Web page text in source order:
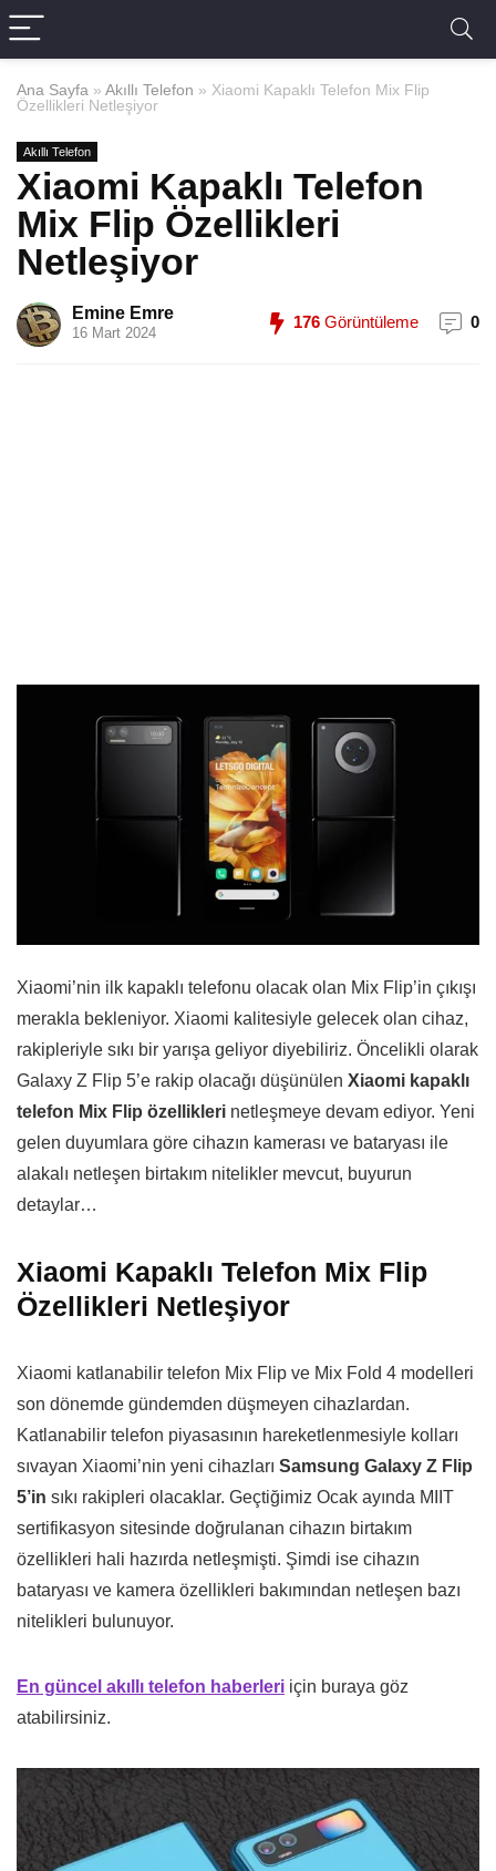
Ana Sayfa » Akıllı Telefon » Xiaomi Kapaklı Telefon Mix Flip
Özellikleri Netleşiyor
Akıllı Telefon
Xiaomi Kapaklı Telefon
Mix Flip Özellikleri
Netleşiyor
Emine Emre
16 Mart 2024
176 Görüntüleme 0
Xiaomi’nin ilk kapaklı telefonu olacak olan Mix Flip’in çıkışı
merakla bekleniyor. Xiaomi kalitesiyle gelecek olan cihaz,
rakipleriyle sıkı bir yarışa geliyor diyebiliriz. Öncelikli olarak
Galaxy Z Flip 5’e rakip olacağı düşünülen Xiaomi kapaklı
telefon Mix Flip özellikleri netleşmeye devam ediyor. Yeni
gelen duyumlara göre cihazın kamerası ve bataryası ile
alakalı netleşen birtakım nitelikler mevcut, buyurun
detaylar…
Xiaomi Kapaklı Telefon Mix Flip
Özellikleri Netleşiyor
Xiaomi katlanabilir telefon Mix Flip ve Mix Fold 4 modelleri
son dönemde gündemden düşmeyen cihazlardan.
Katlanabilir telefon piyasasının hareketlenmesiyle kolları
sıvayan Xiaomi’nin yeni cihazları Samsung Galaxy Z Flip
5’in sıkı rakipleri olacaklar. Geçtiğimiz Ocak ayında MIIT
sertifikasyon sitesinde doğrulanan cihazın birtakım
özellikleri hali hazırda netleşmişti. Şimdi ise cihazın
bataryası ve kamera özellikleri bakımından netleşen bazı
nitelikleri bulunuyor.
En güncel akıllı telefon haberleri için buraya göz
atabilirsiniz.